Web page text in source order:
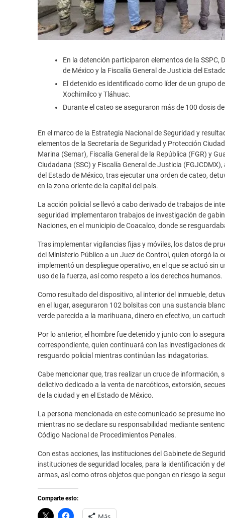
En la detención participaron elementos de la SSPC,
de México y la Fiscalía General de Justicia del
El detenido es identificado como líder de un grupo
Xochimilco y Tláhuac.
Durante el cateo se aseguraron más de 100 dosis
En el marco de la Estrategia Nacional de Seguridad y
elementos de la Secretaría de Seguridad y Protección
Marina (Semar), Fiscalía General de la República (FGR) y
Ciudadana (SSC) y Fiscalía General de Justicia
del Estado de México, tras ejecutar una orden de cateo,
en la zona oriente de la capital del país.
La acción policial se llevó a cabo derivado de trabajos de
seguridad implementaron trabajos de investigación de
Naciones, en el municipio de Coacalco, donde se
Tras implementar vigilancias fijas y móviles, los datos de
del Ministerio Público a un Juez de Control, quien otorgó la
implementó un despliegue operativo, en el que se actuó sin
uso de la fuerza, así como respeto a los derechos humanos.
Como resultado del dispositivo, al interior del inmueble,
en el lugar, aseguraron 102 bolsitas con una sustancia
verde parecida a la marihuana, dinero en efectivo, un
Por lo anterior, el hombre fue detenido y junto con lo
correspondiente, quien continuará con las investigaciones
resguardo policial mientras continúan las indagatorias.
Cabe mencionar que, tras realizar un cruce de información,
delictivo dedicado a la venta de narcóticos, extorsión,
de la ciudad y en el Estado de México.
La persona mencionada en este comunicado se presume
mientras no se declare su responsabilidad mediante
Código Nacional de Procedimientos Penales.
Con estas acciones, las instituciones del Gabinete de
instituciones de seguridad locales, para la identificación y
armas, así como otros objetos que pongan en riesgo la
Comparte esto:
C H